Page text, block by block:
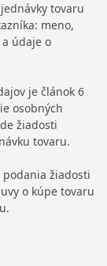
tovaru
meno,
údaje o
je článok 6
osobných
žiadosti
tovaru.
žiadosti
o kúpe tovaru